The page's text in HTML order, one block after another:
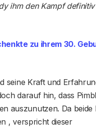
ihm den Kampf definitiv
zu ihrem 30.
seine Kraft und
darauf hin, dass
auszunutzen. Da beide
, verspricht dieser